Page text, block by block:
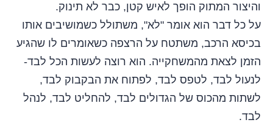
והיצור המתוק הופך לאיש קטן, כבר לא תינוק.
על כל דבר הוא אומר "לא", משתולל כשמושיבים אותו
בכיסא הרכב, משתטח על הרצפה כשאומרים לו שהגיע
הזמן לצאת מהמשחקייה. הוא רוצה לעשות הכל לבד-
לנעול לבד, לטפס לבד, לפתוח את הבקבוק לבד,
לשתות מהכוס של הגדולים לבד, להחליט לבד, לנהל
לבד.